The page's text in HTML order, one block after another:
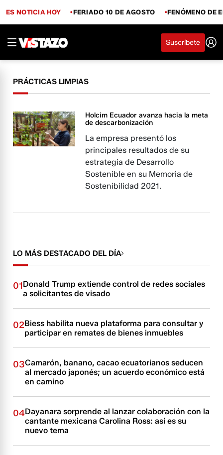
ES NOTICIA HOY FERIADO 10 DE AGOSTO FENÓMENO DE
Suscríbete
PRÁCTICAS LIMPIAS
Holcim Ecuador avanza hacia la meta
de descarbonización
La empresa presentó los
principales resultados de su
estrategia de Desarrollo
Sostenible en su Memoria de
Sostenibilidad 2021.
LO MÁS DESTACADO DEL DÍA
01Donald Trump extiende control de redes sociales
a solicitantes de visado
02Biess habilita nueva plataforma para consultar y
participar en remates de bienes inmuebles
03Camarón, banano, cacao ecuatorianos seducen
al mercado japonés; un acuerdo económico está
en camino
04Dayanara sorprende al lanzar colaboración con la
cantante mexicana Carolina Ross: así es su
nuevo tema